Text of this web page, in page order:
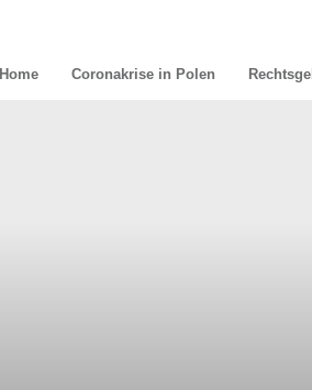
Home Coronakrise in Polen